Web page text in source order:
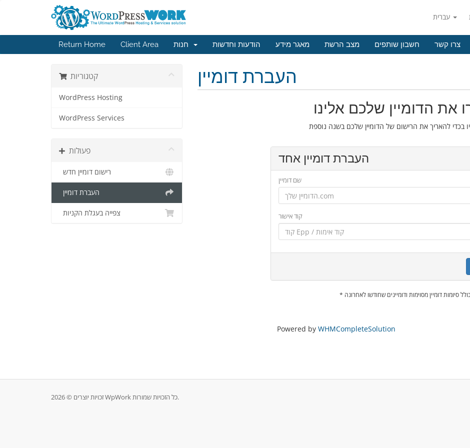
Return Home Client Area הודעות וחדשות מאגר מידע מצב הרשת חשבון שותפים צרו קשר
קטגוריות
WordPress Hosting
WordPress Services
פעולות
רישום דומיין חדש
העברת דומיין
צפייה בעגלת הקניות
העברת דומיין
את הדומיין שלכם אלינו
העברת דומיין אחד
שם דומיין
קוד אישור
סיומות דומיין מסוימות ודומיינים שחודשו לאחרונה
Powered by WHMCompleteSolution
זכויות יוצרים © 2026 WpWork כל הזכויות שמורות.